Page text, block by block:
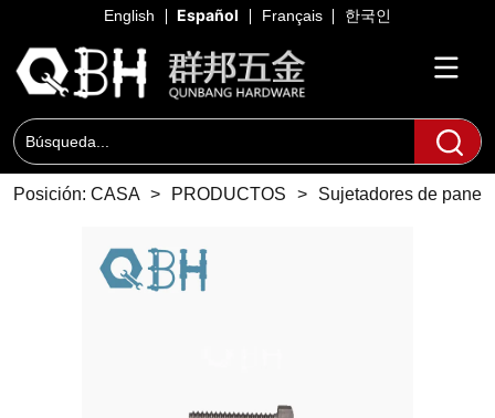
English Español Français 한국인
Posición: CASA > PRODUCTOS > Sujetadores de